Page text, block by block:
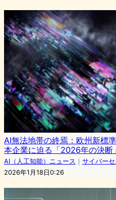
AI無法地帯の終焉：欧州新標
本企業に迫る「2026年の決断」
AI（人工知能）ニュース ｜ サイバー
2026年1月18日0:26